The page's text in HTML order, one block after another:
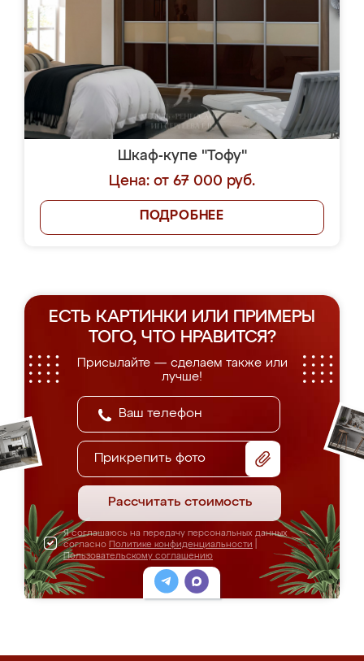
Шкаф-купе "Тофу"
Цена: от 67 000 руб.
ПОДРОБНЕЕ
ЕСТЬ КАРТИНКИ ИЛИ ПРИМЕРЫ
ТОГО, ЧТО НРАВИТСЯ?
Присылайте — сделаем также или
лучше!
Прикрепить фото
Рассчитать стоимость
Я соглашаюсь на передачу персональных данных
согласно Политике конфиденциальности
Пользовательскому соглашению